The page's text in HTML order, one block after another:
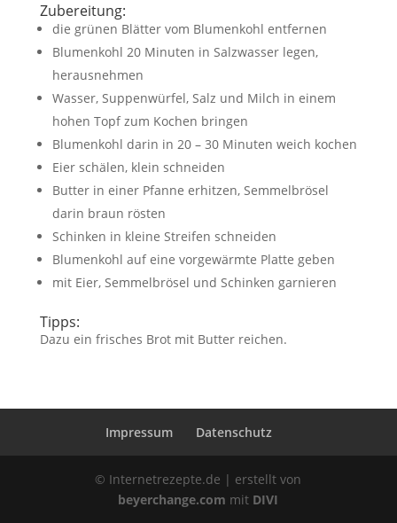
Zubereitung:
die grünen Blätter vom Blumenkohl entfernen
Blumenkohl 20 Minuten in Salzwasser legen,
herausnehmen
Wasser, Suppenwürfel, Salz und Milch in einem
hohen Topf zum Kochen bringen
Blumenkohl darin in 20 – 30 Minuten weich kochen
Eier schälen, klein schneiden
Butter in einer Pfanne erhitzen, Semmelbrösel
darin braun rösten
Schinken in kleine Streifen schneiden
Blumenkohl auf eine vorgewärmte Platte geben
mit Eier, Semmelbrösel und Schinken garnieren
Tipps:
Dazu ein frisches Brot mit Butter reichen.
Impressum Datenschutz
© Internetrezepte.de | erstellt von
beyerchange.com mit DIVI